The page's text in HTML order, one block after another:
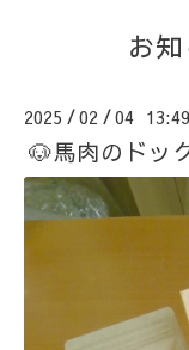
お
2025 /02 /04 13:49
🐶馬肉のドッ